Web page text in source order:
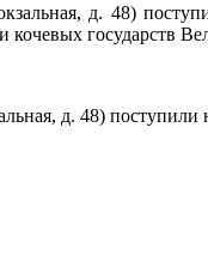
д. 48)
государств
д. 48)